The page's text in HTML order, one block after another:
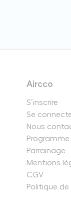
Aircco
S’inscrire
Se
Nous
Parrainage
Mentions
CGV
Politique